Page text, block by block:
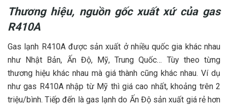
Thương hiệu, nguồn gốc xuất xứ của gas
R410A
Gas lạnh R410A được sản xuất ở nhiều quốc gia khác nhau
như Nhật Bản, Ấn Độ, Mỹ, Trung Quốc… Tùy theo từng
thương hiệu khác nhau mà giá thành cũng khác nhau. Ví dụ
như gas R410A nhập từ Mỹ thì giá cao nhất, khoảng trên 2
triệu/bình. Tiếp đến là gas lạnh do Ấn Độ sản xuất giá rẻ hơn